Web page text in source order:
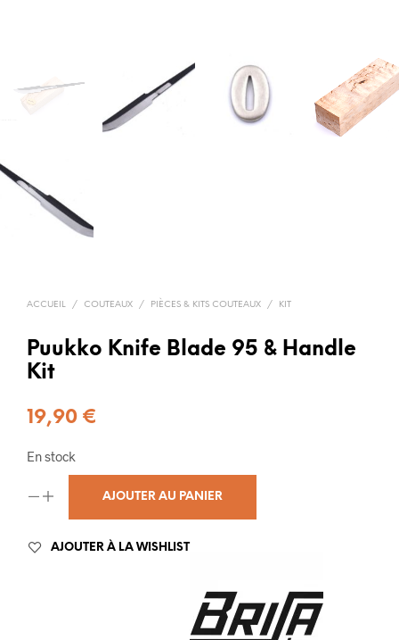
ACCUEIL / COUTEAUX / PIÈCES & KITS COUTEAUX / KIT
Puukko Knife Blade 95 & Handle
Kit
19,90 €
En stock
AJOUTER AU PANIER
AJOUTER À LA WISHLIST